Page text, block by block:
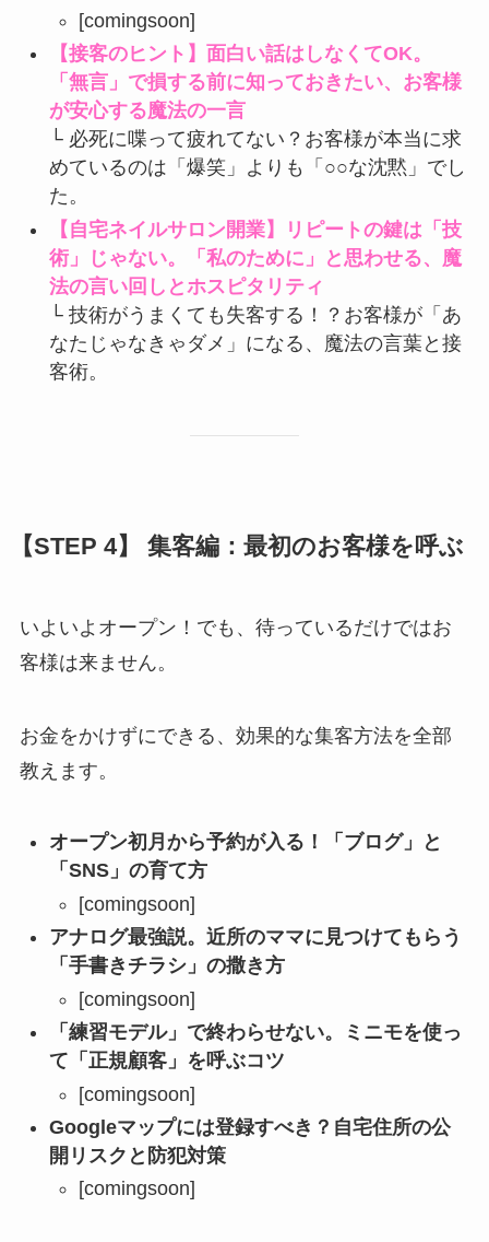
[comingsoon]
【接客のヒント】面白い話はしなくてOK。
「無言」で損する前に知っておきたい、お客様
が安心する魔法の一言
└ 必死に喋って疲れてない？お客様が本当に求
めているのは「爆笑」よりも「○○な沈黙」でし
た。
【自宅ネイルサロン開業】リピートの鍵は「技
術」じゃない。「私のために」と思わせる、魔
法の言い回しとホスピタリティ
└ 技術がうまくても失客する！？お客様が「あ
なたじゃなきゃダメ」になる、魔法の言葉と接
客術。
【STEP 4】 集客編：最初のお客様を呼ぶ
いよいよオープン！でも、待っているだけではお
客様は来ません。
お金をかけずにできる、効果的な集客方法を全部
教えます。
オープン初月から予約が入る！「ブログ」と
「SNS」の育て方
[comingsoon]
アナログ最強説。近所のママに見つけてもらう
「手書きチラシ」の撒き方
[comingsoon]
「練習モデル」で終わらせない。ミニモを使っ
て「正規顧客」を呼ぶコツ
[comingsoon]
Googleマップには登録すべき？自宅住所の公
開リスクと防犯対策
[comingsoon]